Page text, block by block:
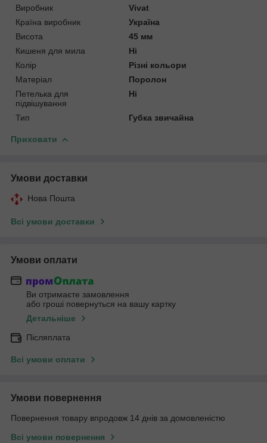
Виробник
Vivat
Країна виробник
Україна
Висота
45 мм
Кишеня для мила
Ні
Колір
Різні кольори
Матеріал
Поролон
Петелька для
підвішування
Ні
Тип Губка звичайна
Приховати
Умови доставки
Нова Пошта
Всі умови доставки
Умови оплати
Ви отримаєте замовлення
або гроші повернуться на вашу картку
Детальніше
Післяплата
Всі умови оплати
Умови повернення
Повернення товару впродовж 14 днів за домовленістю
Всі умови повернення